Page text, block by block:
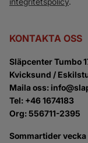
KONTAKTA OSS
Släpcenter Tumbo
Kvicksund /
Maila oss:
Tel: +46 1674183
Org: 556711-2395
Sommartider